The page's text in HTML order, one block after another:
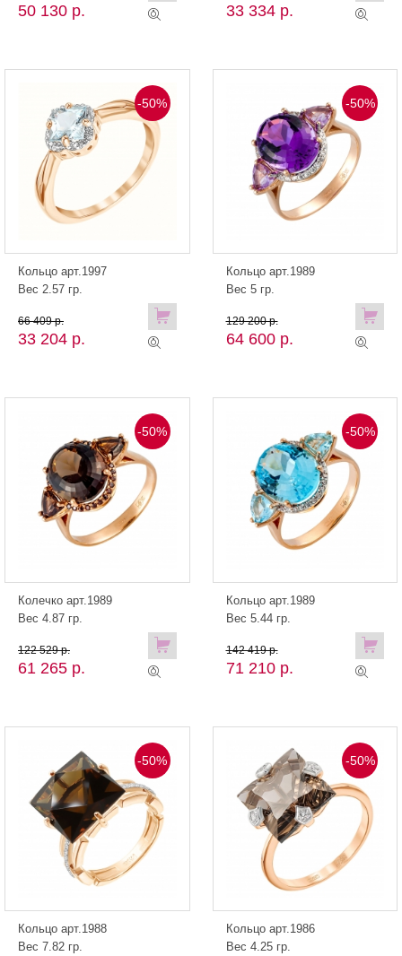
50 130 р. 33 334 р.
-50%
Кольцо арт.1997
Вес 2.57 гр.
33 204 р.
66 409 р.
-50%
Кольцо арт.1989
Вес 5 гр.
64 600 р.
129 200 р.
-50%
Колечко арт.1989
Вес 4.87 гр.
61 265 р.
122 529 р.
-50%
Кольцо арт.1989
Вес 5.44 гр.
71 210 р.
142 419 р.
-50%
Кольцо арт.1988
Вес 7.82 гр.
-50%
Кольцо арт.1986
Вес 4.25 гр.